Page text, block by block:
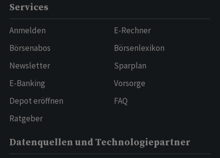
Services
Anmelden
Börsenabos
Newsletter
E-Banking
Depot eröffnen
Ratgeber
E-Rechner
Börsenlexikon
Sparplan
Vorsorge
FAQ
Datenquellen und Technologiepartner